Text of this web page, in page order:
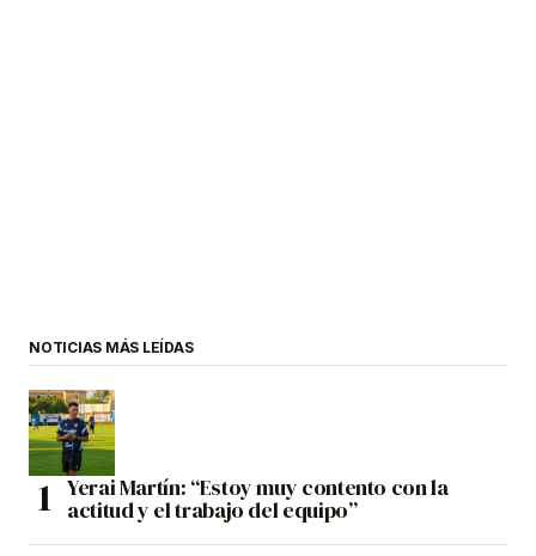
NOTICIAS MÁS LEÍDAS
Yerai Martín: “Estoy muy contento con la
actitud y el trabajo del equipo”